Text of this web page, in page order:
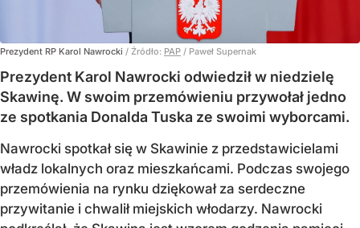
Prezydent RP Karol Nawrocki / Źródło: PAP / Paweł Supernak
Prezydent Karol Nawrocki odwiedził w niedzielę
Skawinę. W swoim przemówieniu przywołał jedno
ze spotkania Donalda Tuska ze swoimi wyborcami.
Nawrocki spotkał się w Skawinie z przedstawicielami
władz lokalnych oraz mieszkańcami. Podczas swojego
przemówienia na rynku dziękował za serdeczne
przywitanie i chwalił miejskich włodarzy. Nawrocki